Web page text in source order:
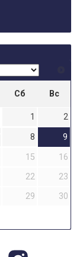
Сб Вс
1
2
8
9
15
16
22
23
29
30